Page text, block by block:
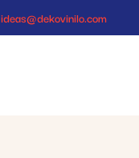
ideas@dekovinilo.com